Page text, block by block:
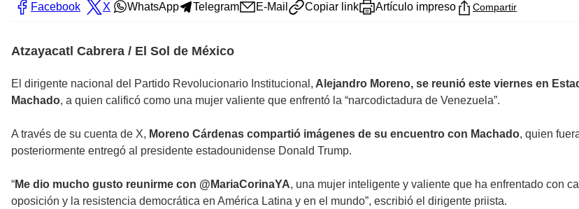
Facebook X WhatsApp Telegram E-Mail Copiar link Artículo impreso Compartir
Atzayacatl Cabrera / El Sol de México
El dirigente nacional del Partido Revolucionario Institucional, Alejandro Moreno, se reunió este viernes en
Machado, a quien calificó como una mujer valiente que enfrentó la “narcodictadura de Venezuela”.
A través de su cuenta de X, Moreno Cárdenas compartió imágenes de su encuentro con Machado, quien
posteriormente entregó al presidente estadounidense Donald Trump.
“Me dio mucho gusto reunirme con @MariaCorinaYA, una mujer inteligente y valiente que ha enfrentado con
oposición y la resistencia democrática en América Latina y en el mundo”, escribió el dirigente priista.